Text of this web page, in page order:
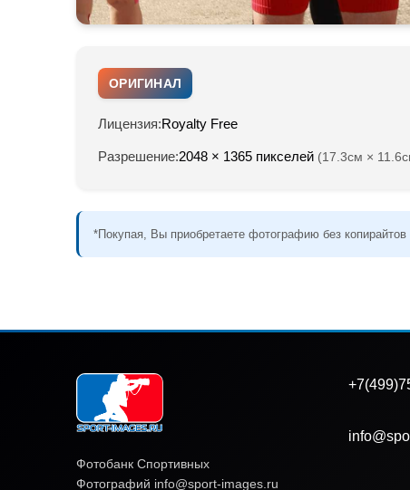
ОРИГИНАЛ
Лицензия:Royalty Free
Разрешение:2048 × 1365 пикселей (17.3см ×
*Покупая, Вы приобретаете фотографию без
Фотобанк Спортивных
Фотографий info@sport-images.ru